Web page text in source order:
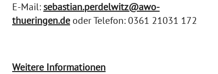
E-Mail:sebastian.perdelwitz@awo-
thueringen.de oder Telefon: 0361 21031 172
Weitere Informationen